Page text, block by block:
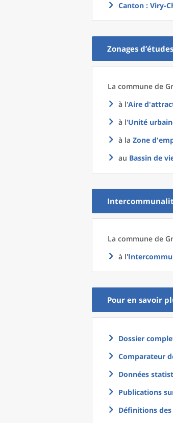
Canton : Viry-
Zonages
La commune de
à l'Aire
à l'Unité
à la Zone
au Bassin de
La commune de
à l'
Pour en savoir
Dossier
Comparateur
Données
Publications
Définitions